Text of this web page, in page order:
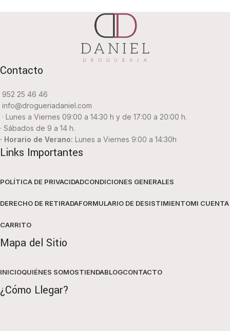
Contacto
952 25 46 46
info@drogueriadaniel.com
· Lunes a Viernes 09:00 a 14:30 h y de 17:00 a 20:00 h.
· Sábados de 9 a 14 h.
· Horario de Verano: Lunes a Viernes 9:00 a 14:30h
Links Importantes
POLÍTICA DE PRIVACIDADCONDICIONES GENERALES
DERECHO DE RETIRADAFORMULARIO DE DESISTIMIENTOMI CUENTA
CARRITO
Mapa del Sitio
INICIOQUIÉNES SOMOSTIENDABLOGCONTACTO
¿Cómo Llegar?